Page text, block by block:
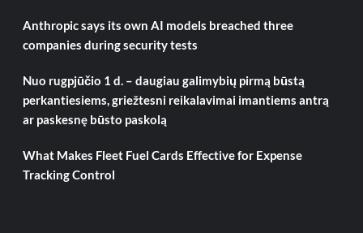
Anthropic says its own AI models breached three
companies during security tests
Nuo rugpjūčio 1 d. – daugiau galimybių pirmą būstą
perkantiesiems, griežtesni reikalavimai imantiems antrą
ar paskesnę būsto paskolą
What Makes Fleet Fuel Cards Effective for Expense
Tracking Control